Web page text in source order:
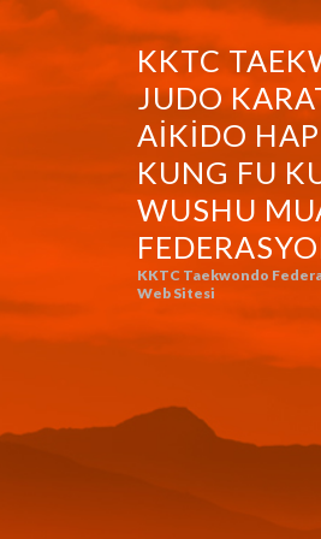
KKTC
JUDO
AIKIDO
KUNG FU
WUSHU
KKTC Taekwondo
Web Sitesi
KKTC